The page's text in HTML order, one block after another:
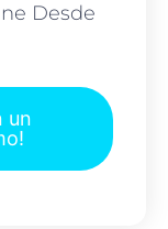
Desde
un